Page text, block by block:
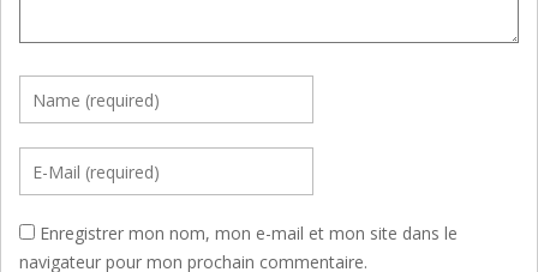
Enregistrer mon nom, mon e-mail et mon site dans le
navigateur pour mon prochain commentaire.